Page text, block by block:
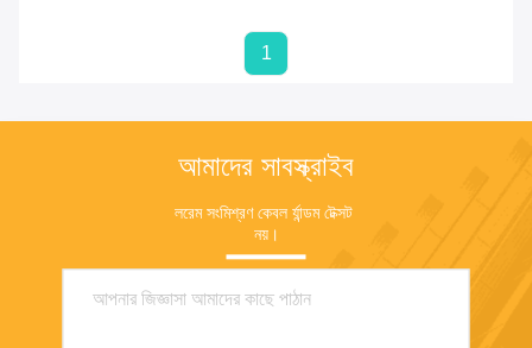
1
আমাদের সাবস্ক্রাইব
লরেম সংমিশ্রণ কেবল র্যান্ডম টেক্সট
নয়।